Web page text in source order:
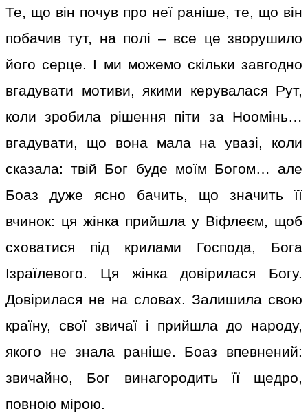
Те, що він почув про неї раніше, те, що він
побачив тут, на полі – все це зворушило
його серце. І ми можемо скільки завгодно
вгадувати мотиви, якими керувалася Рут,
коли зробила рішення піти за Ноомінь…
вгадувати, що вона мала на увазі, коли
сказала: твій Бог буде моїм Богом… але
Боаз дуже ясно бачить, що значить її
вчинок: ця жінка прийшла у Віфлеєм, щоб
сховатися під крилами Господа, Бога
Ізраїлевого. Ця жінка довірилася Богу.
Довірилася не на словах. Залишила свою
країну, свої звичаї і прийшла до народу,
якого не знала раніше. Боаз впевнений:
звичайно, Бог винагородить її щедро,
повною мірою.